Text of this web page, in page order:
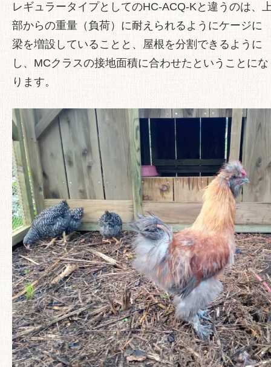
レギュラータイプとしてのHC-ACQ-Kと違うのは、
部からの重量（負荷）に耐えられるようにケージに
梁を増設していることと、屋根を分割できるように
し、MCクラスの接地面積に合わせたということにな
ります。